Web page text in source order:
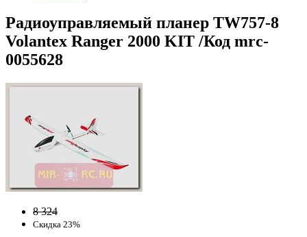
Радиоуправляемый планер TW757-8
Volantex Ranger 2000 KIT /Код mrc-
0055628
8 324
Скидка 23%